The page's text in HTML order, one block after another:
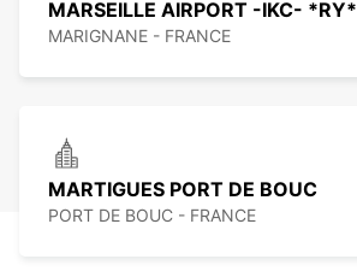
MARSEILLE AIRPORT -IKC- *RY*
MARIGNANE - FRANCE
MARTIGUES PORT DE BOUC
PORT DE BOUC - FRANCE